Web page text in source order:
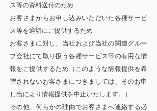
ス等の資料送付のため
お客さまからお申し込みいただいた各種サービ
ス等を適切にご提供するため
お客さまに対し、当社および当社の関連グルー
プ会社にて取り扱う各種サービス等の有用な情
報をご提供するため（このような情報提供を希
望されないお客さまにつきましては、そのお申
し出により情報提供を中止いたします。）
その他、何らかの理由でお客さまへ連絡する必